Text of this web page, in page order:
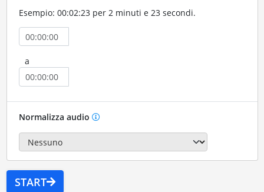
Esempio: 00:02:23 per 2 minuti e 23 secondi.
a
Normalizza audio
START